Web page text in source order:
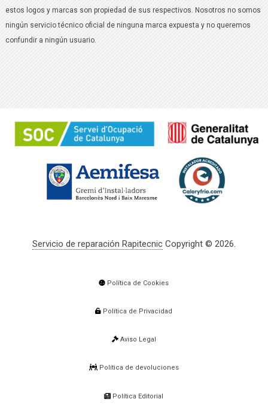
estos logos y marcas son propiedad de sus respectivos. Nosotros no somos
ningún servicio técnico oficial de ninguna marca expuesta y no queremos
confundir a ningún usuario.
Servicio de reparación RapitecnicCopyright © 2026.
Política de Cookies
Política de Privacidad
Aviso Legal
Política de devoluciones
Política Editorial